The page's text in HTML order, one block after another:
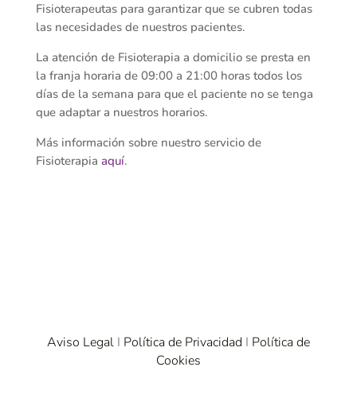
Fisioterapeutas para garantizar que se cubren todas
las necesidades de nuestros pacientes.
La atención de Fisioterapia a domicilio se presta en
la franja horaria de 09:00 a 21:00 horas todos los
días de la semana para que el paciente no se tenga
que adaptar a nuestros horarios.
Más información sobre nuestro servicio de
Fisioterapia aquí.
Aviso LegalI Política de Privacidad I Política de
Cookies